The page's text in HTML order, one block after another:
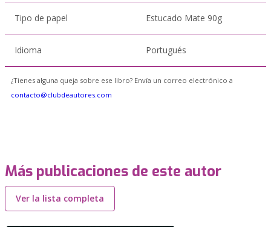
Tipo de papel Estucado Mate 90g
Idioma Portugués
¿Tienes alguna queja sobre ese libro? Envía un correo electrónico a
contacto@clubdeautores.com
Más publicaciones de este autor
Ver la lista completa